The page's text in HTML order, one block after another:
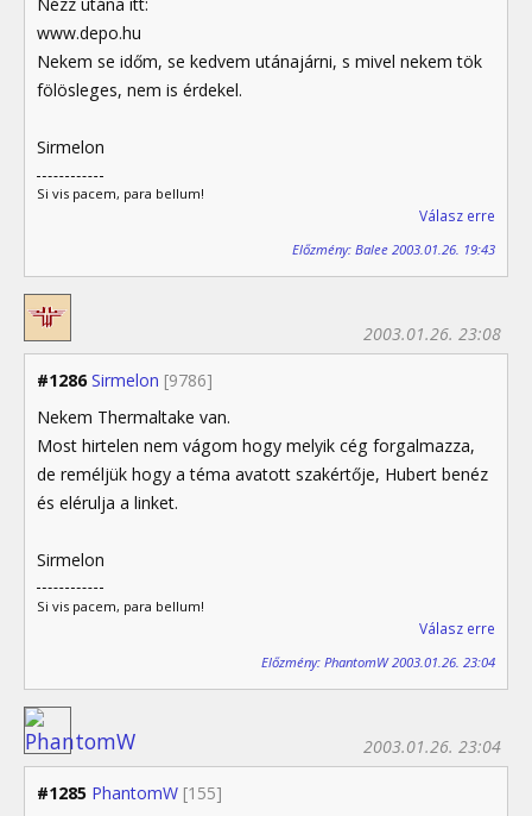
Nézz utána itt:
www.depo.hu
Nekem se időm, se kedvem utánajárni, s mivel nekem tök
fölösleges, nem is érdekel.
Sirmelon
Si vis pacem, para bellum!
Válasz erre
Előzmény: Balee 2003.01.26. 19:43
#1286 Sirmelon [9786]
2003.01.26. 23:08
Nekem Thermaltake van.
Most hirtelen nem vágom hogy melyik cég forgalmazza,
de reméljük hogy a téma avatott szakértője, Hubert benéz
és elérulja a linket.
Sirmelon
Si vis pacem, para bellum!
Válasz erre
Előzmény: PhantomW 2003.01.26. 23:04
#1285 PhantomW [155]
2003.01.26. 23:04